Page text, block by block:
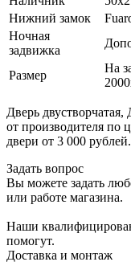
Нижний замок
Ночная
задвижка
Размер
На
Дверь
от производителя по
двери от 3 000 рублей.
Задать вопрос
Вы можете задать
или работе магазина.
Наши
помогут.
Доставка и монтаж